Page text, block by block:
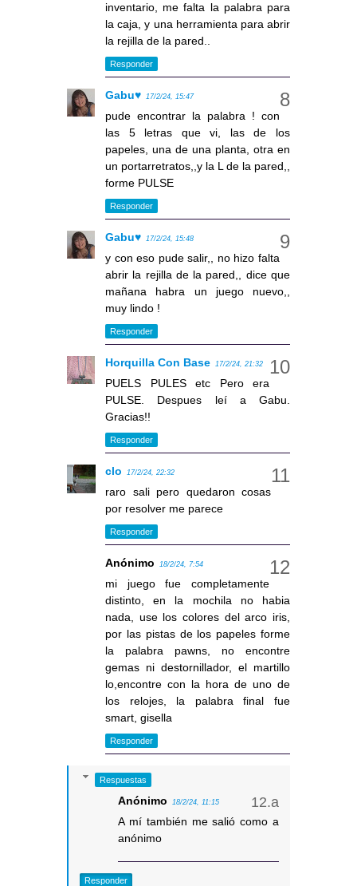
inventario, me falta la palabra para
la caja, y una herramienta para abrir
la rejilla de la pared..
Responder
Gabu♥ 17/2/24, 15:47
pude encontrar la palabra ! con
las 5 letras que vi, las de los
papeles, una de una planta, otra en
un portarretratos,,y la L de la pared,,
forme PULSE
Responder
Gabu♥ 17/2/24, 15:48
y con eso pude salir,, no hizo falta
abrir la rejilla de la pared,, dice que
mañana habra un juego nuevo,,
muy lindo !
Responder
Horquilla Con Base 17/2/24, 21:32
PUELS PULES etc Pero era
PULSE. Despues leí a Gabu.
Gracias!!
Responder
clo 17/2/24, 22:32
raro sali pero quedaron cosas
por resolver me parece
Responder
Anónimo 18/2/24, 7:54
mi juego fue completamente
distinto, en la mochila no habia
nada, use los colores del arco iris,
por las pistas de los papeles forme
la palabra pawns, no encontre
gemas ni destornillador, el martillo
lo,encontre con la hora de uno de
los relojes, la palabra final fue
smart, gisella
Responder
Respuestas
Anónimo 18/2/24, 11:15
A mí también me salió como a
anónimo
Responder